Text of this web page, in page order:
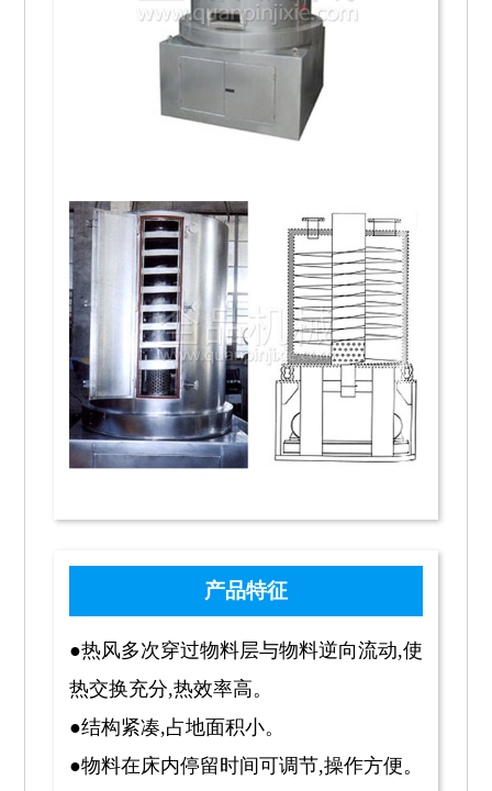
产品特征
●热风多次穿过物料层与物料逆向流动,使
热交换充分,热效率高。
●结构紧凑,占地面积小。
●物料在床内停留时间可调节,操作方便。